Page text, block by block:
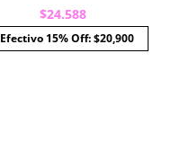
$24.588
Efectivo 15% Off: $20,900